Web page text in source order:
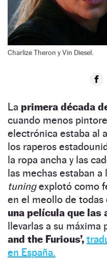
Charlize Theron y Vin Diesel.
La primera década
cuando menos
electrónica estaba al
los raperos
la ropa ancha y las
las mechas estaban
tuningexplotó como
en el meollo de todas
una película que las
llevarlas a su máxima
and the Furious’,
en España.